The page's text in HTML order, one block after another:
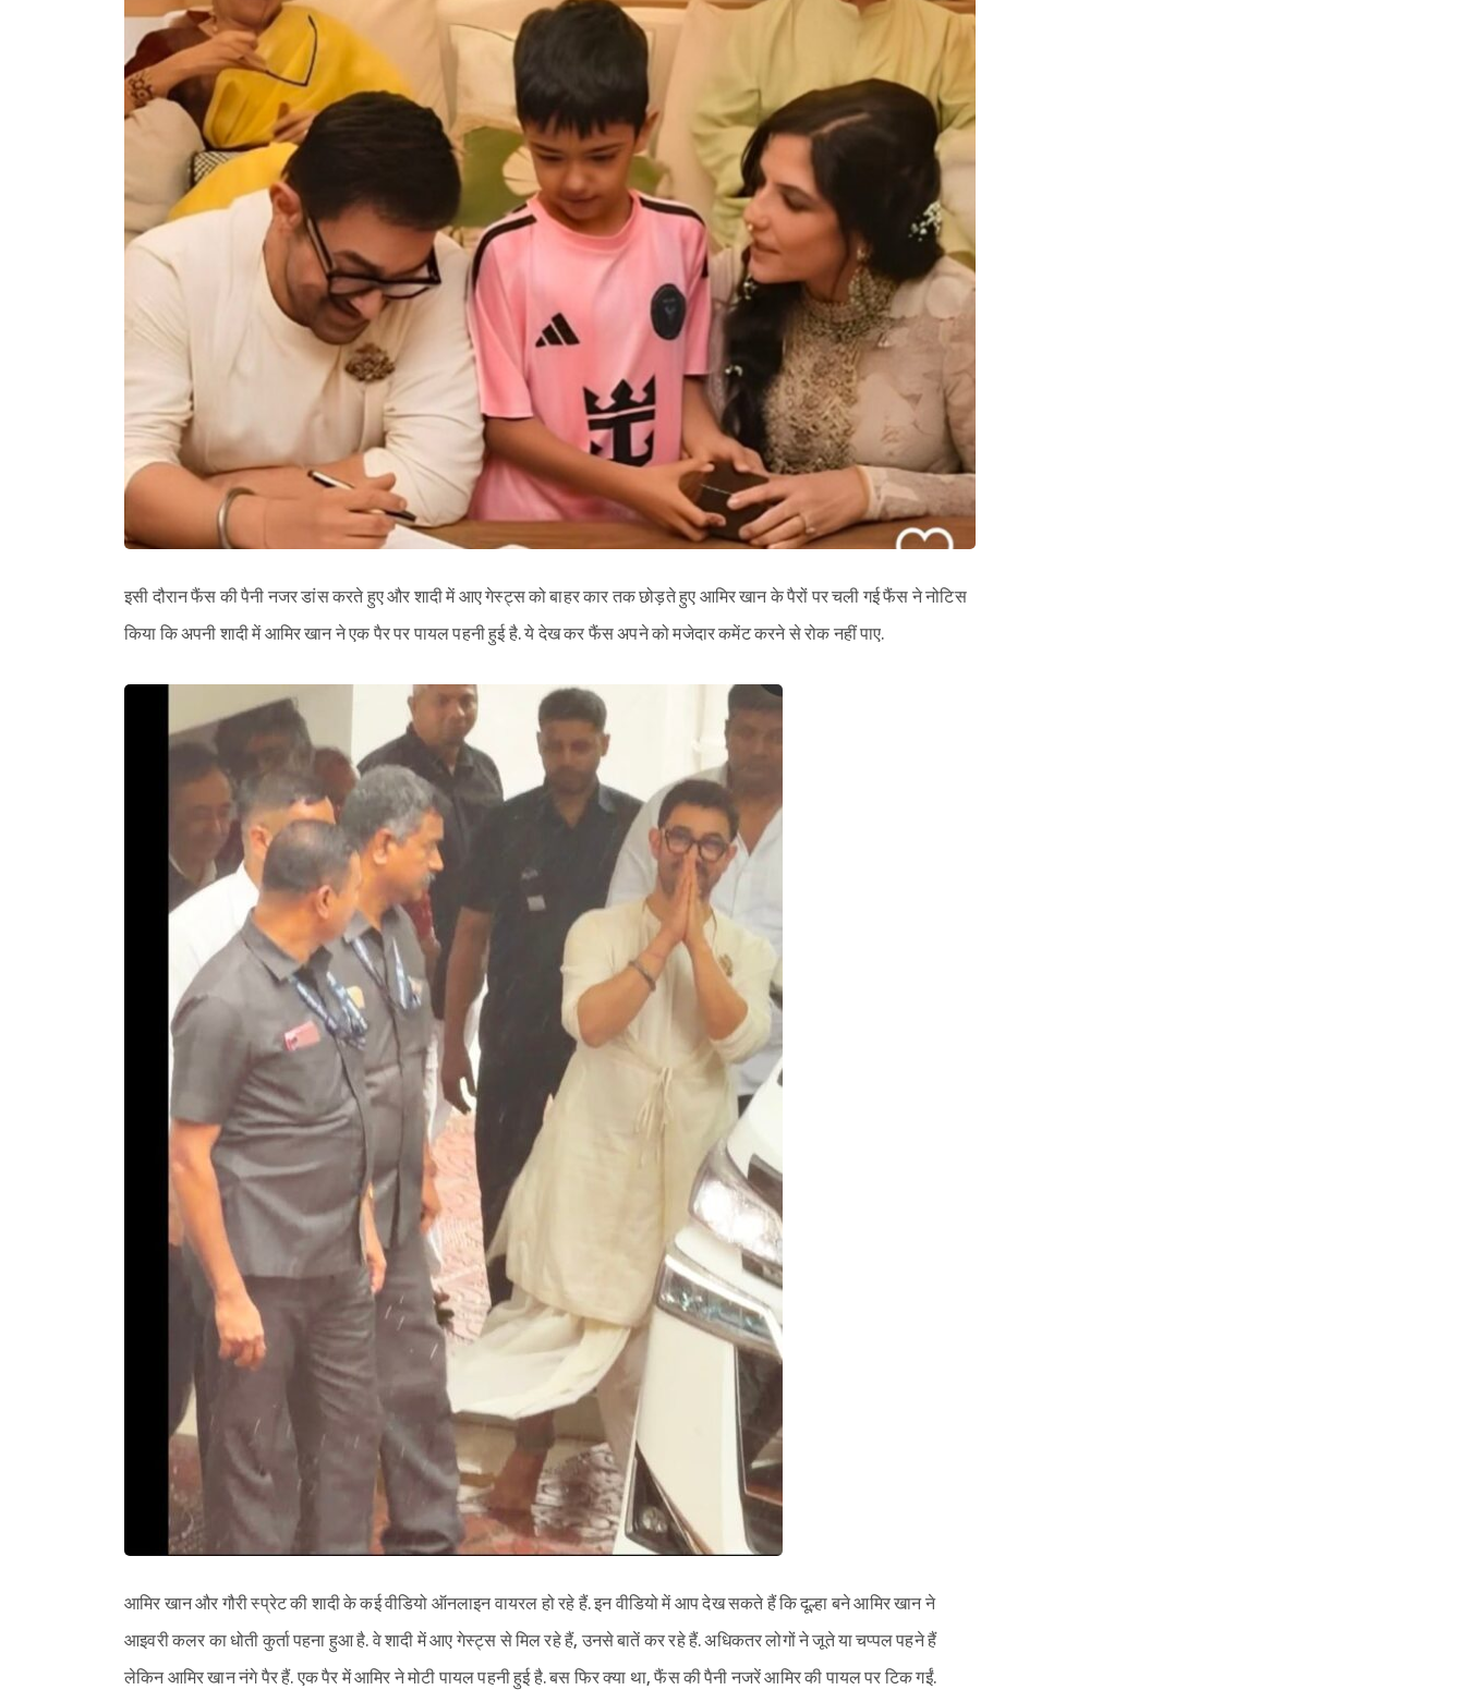
Sign in
इसी दौरान फैंस की पैनी नजर डांस करते हुए और शादी में आए गेस्ट्स को बाहर कार तक छोड़ते हुए आमिर खान के पैरों पर चली गई फैंस ने नोटिस
किया कि अपनी शादी में आमिर खान ने एक पैर पर पायल पहनी हुई है. ये देख कर फैंस अपने को मजेदार कमेंट करने से रोक नहीं पाए.
आमिर खान और गौरी स्प्रेट की शादी के कई वीडियो ऑनलाइन वायरल हो रहे हैं. इन वीडियो में आप देख सकते हैं कि दूल्हा बने आमिर खान ने
आइवरी कलर का धोती कुर्ता पहना हुआ है. वे शादी में आए गेस्ट्स से मिल रहे हैं, उनसे बातें कर रहे हैं. अधिकतर लोगों ने जूते या चप्पल पहने हैं
लेकिन आमिर खान नंगे पैर हैं. एक पैर में आमिर ने मोटी पायल पहनी हुई है. बस फिर क्या था, फैंस की पैनी नजरें आमिर की पायल पर टिक गईं.